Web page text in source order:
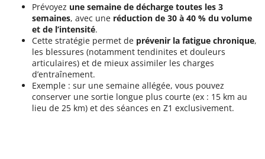
Prévoyez une semaine de décharge toutes les 3
semaines, avec une réduction de 30 à 40 % du volume
et de l’intensité.
Cette stratégie permet de prévenir la fatigue chronique,
les blessures (notamment tendinites et douleurs
articulaires) et de mieux assimiler les charges
d’entraînement.
Exemple : sur une semaine allégée, vous pouvez
conserver une sortie longue plus courte (ex : 15 km au
lieu de 25 km) et des séances en Z1 exclusivement.